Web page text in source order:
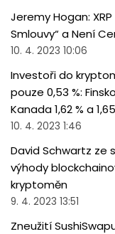
Jeremy Hogan:
Smlouvy“ a Není
10. 4. 2023 10:06
Investoři do
pouze 0,53 %:
Kanada 1,62 % a
10. 4. 2023 1:46
David Schwartz ze
výhody
kryptoměn
9. 4. 2023 13:51
Zneužití